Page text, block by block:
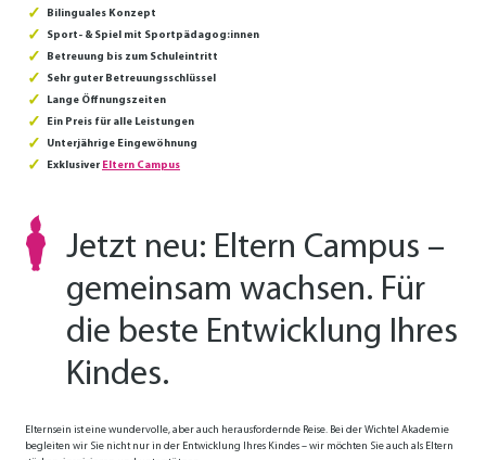
Bilinguales Konzept
Sport- & Spiel mit Sportpädagog:innen
Betreuung bis zum Schuleintritt
Sehr guter Betreuungsschlüssel
Lange Öffnungszeiten
Ein Preis für alle Leistungen
Unterjährige Eingewöhnung
Exklusiver Eltern Campus
Jetzt neu: Eltern Campus –
gemeinsam wachsen. Für
die beste Entwicklung Ihres
Kindes.
Elternsein ist eine wundervolle, aber auch herausfordernde Reise. Bei der Wichtel Akademie
begleiten wir Sie nicht nur in der Entwicklung Ihres Kindes – wir möchten Sie auch als Eltern